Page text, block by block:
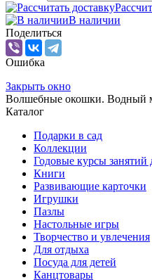
В наличии
Поделиться
Ошибка
Закрыть окно
Волшебные окошки. Водный
Каталог
Подарки в сад
Коллекции
Годовые курсы занятий
Книги
Развивающие карточки
Игрушки
Пазлы
Настольные игры
Творчество и увлечения
Для отдыха
Посуда для детей
Канцтовары